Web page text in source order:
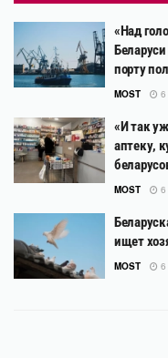
«Над
порту
MOST
«И так
аптеку,
MOST
ищет
MOST